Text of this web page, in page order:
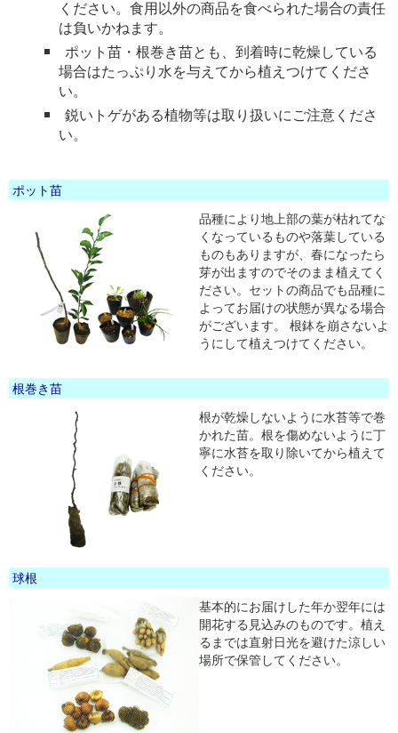
ください。食用以外の商品を食べられた場合の責任
は負いかねます。
ポット苗・根巻き苗とも、到着時に乾燥している
場合はたっぷり水を与えてから植えつけてくださ
い。
鋭いトゲがある植物等は取り扱いにご注意くださ
い。
ポット苗
品種により地上部の葉が枯れてな
くなっているものや落葉している
ものもありますが、春になったら
芽が出ますのでそのまま植えてく
ださい。セットの商品でも品種に
よってお届けの状態が異なる場合
がございます。 根鉢を崩さないよ
うにして植えつけてください。
根巻き苗
根が乾燥しないように水苔等で巻
かれた苗。根を傷めないように丁
寧に水苔を取り除いてから植えて
ください。
球根
基本的にお届けした年か翌年には
開花する見込みのものです。植え
るまでは直射日光を避けた涼しい
場所で保管してください。